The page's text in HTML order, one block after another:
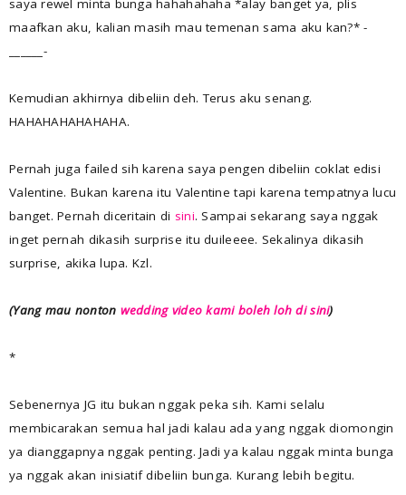
saya rewel minta bunga hahahahaha *alay banget ya, plis
maafkan aku, kalian masih mau temenan sama aku kan?* -
______-
Kemudian akhirnya dibeliin deh. Terus aku senang.
HAHAHAHAHAHAHA.
Pernah juga failed sih karena saya pengen dibeliin coklat edisi
Valentine. Bukan karena itu Valentine tapi karena tempatnya lucu
banget. Pernah diceritain di sini. Sampai sekarang saya nggak
inget pernah dikasih surprise itu duileeee. Sekalinya dikasih
surprise, akika lupa. Kzl.
(Yang mau nonton wedding video kami boleh loh di sini)
*
Sebenernya JG itu bukan nggak peka sih. Kami selalu
membicarakan semua hal jadi kalau ada yang nggak diomongin
ya dianggapnya nggak penting. Jadi ya kalau nggak minta bunga
ya nggak akan inisiatif dibeliin bunga. Kurang lebih begitu.